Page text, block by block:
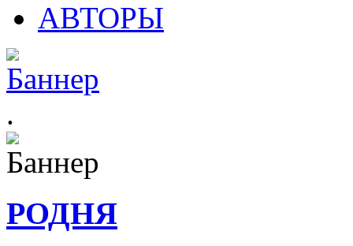
АВТОРЫ
.
РОДНЯ